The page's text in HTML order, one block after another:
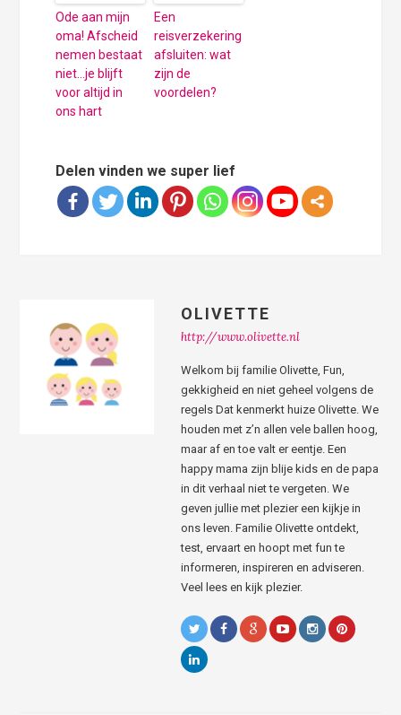
Ode aan mijn
oma! Afscheid
nemen bestaat
niet…je blijft
voor altijd in
ons hart
Een
reisverzekering
afsluiten: wat
zijn de
voordelen?
Delen vinden we super lief
OLIVETTE
http://www.olivette.nl
Welkom bij familie Olivette, Fun,
gekkigheid en niet geheel volgens de
regels Dat kenmerkt huize Olivette. We
houden met z’n allen vele ballen hoog,
maar af en toe valt er eentje. Een
happy mama zijn blije kids en de papa
in dit verhaal niet te vergeten. We
geven jullie met plezier een kijkje in
ons leven. Familie Olivette ontdekt,
test, ervaart en hoopt met fun te
informeren, inspireren en adviseren.
Veel lees en kijk plezier.